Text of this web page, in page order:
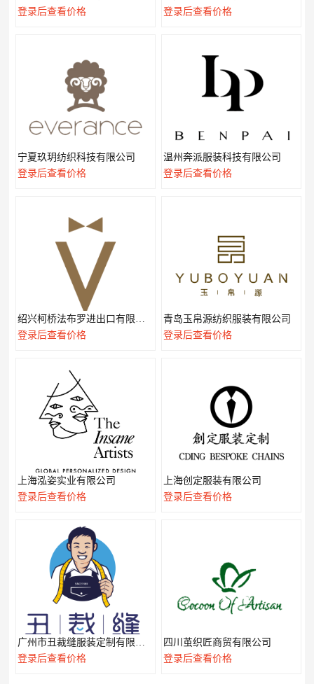
登录后查看价格
登录后查看价格
宁夏玖玥纺织科技有限公司
登录后查看价格
温州奔派服装科技有限公司
登录后查看价格
绍兴柯桥法布罗进出口有限公司
登录后查看价格
青岛玉帛源纺织服装有限公司
登录后查看价格
上海泓姿实业有限公司
登录后查看价格
上海创定服装有限公司
登录后查看价格
广州市丑裁缝服装定制有限公司
登录后查看价格
四川茧织匠商贸有限公司
登录后查看价格